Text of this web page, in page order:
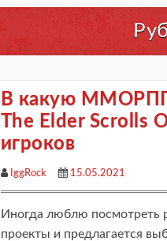
В какую ММОРПГ
The Elder Scrolls
игроков
IggRock 15.05.2021
Иногда люблю посмотреть
проекты и предлагается